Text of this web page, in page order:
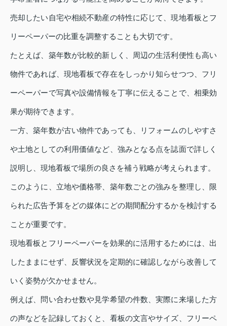
売却したい自宅や相続不動産の特性に応じて、現地看板とフ
リーペーパーの比重を調整することも大切です。
たとえば、築年数が比較的新しく、周辺の生活利便性も高い
物件であれば、現地看板で存在をしっかり知らせつつ、フリ
ーペーパーで写真や設備情報を丁寧に伝えることで、相乗効
果が期待できます。
一方、築年数が古い物件であっても、リフォームのしやすさ
や土地としての利用価値など、強みとなる点を誌面で詳しく
説明し、現地看板で場所の良さを補う戦略が考えられます。
このように、立地や価格帯、築年数ごとの強みを整理し、限
られた広告予算をどの媒体にどの期間配分するかを検討する
ことが重要です。
現地看板とフリーペーパーを効果的に活用するためには、出
したままにせず、反響状況を定期的に確認しながら改善して
いく姿勢が欠かせません。
例えば、問い合わせ数や見学希望の件数、実際に来場した方
の声などを記録しておくと、看板の文言やサイズ、フリーペ